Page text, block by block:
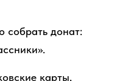
собрать донат:
карты,